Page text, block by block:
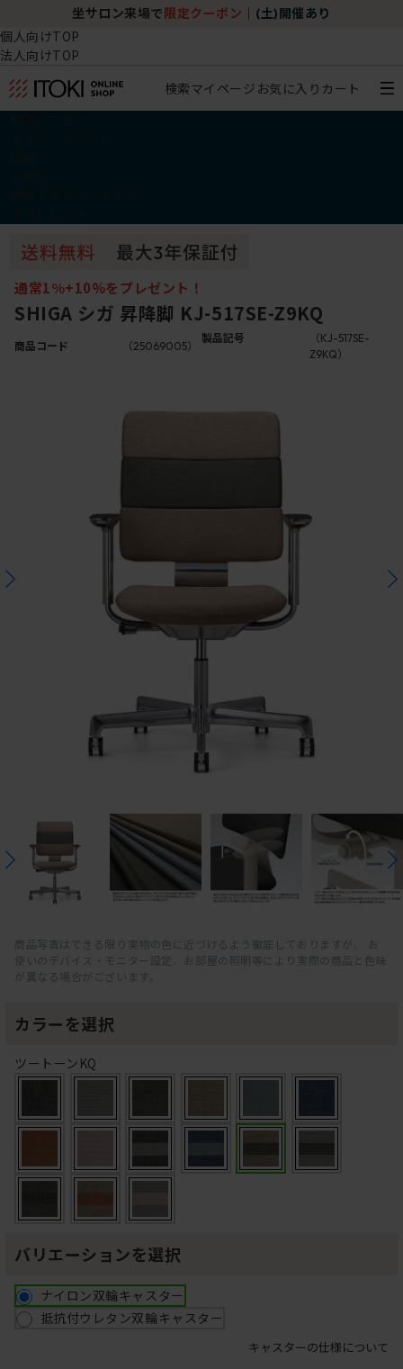
坐サロン来場で 限定クーポン (土)開催あり
個人向けTOP
法人向けTOP
検索マイページ お気に入り カート
通常1％+10%をプレゼント！
SHIGA シガ 昇降脚 KJ-517SE-Z9KQ
商品コード （25069005）
製品記号
（KJ-517SE-
Z9KQ）
商品写真はできる限り実物の色に近づけるよう徹底しておりますが、 お
使いのデバイス・モニター設定、お部屋の照明等により実際の商品と色味
が異なる場合がございます。
カラーを選択
ツートーンKQ
バリエーションを選択
ナイロン双輪キャスター
抵抗付ウレタン双輪キャスター
キャスターの仕様について